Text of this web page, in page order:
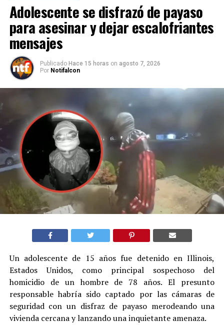
Adolescente se disfrazó de payaso
para asesinar y dejar escalofriantes
mensajes
Publicado Hace 15 horas on agosto 7, 2026
Por Notifalcon
Un adolescente de 15 años fue detenido en Illinois,
Estados Unidos, como principal sospechoso del
homicidio de un hombre de 78 años. El presunto
responsable habría sido captado por las cámaras de
seguridad con un disfraz de payaso merodeando una
vivienda cercana y lanzando una inquietante amenaza.